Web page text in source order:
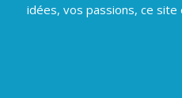
idées, vos passions, ce